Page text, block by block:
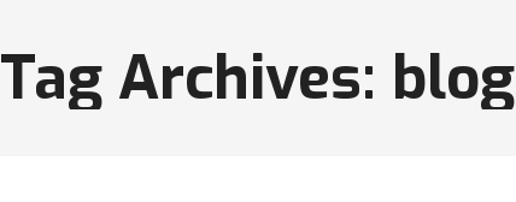
Tag Archives: blog